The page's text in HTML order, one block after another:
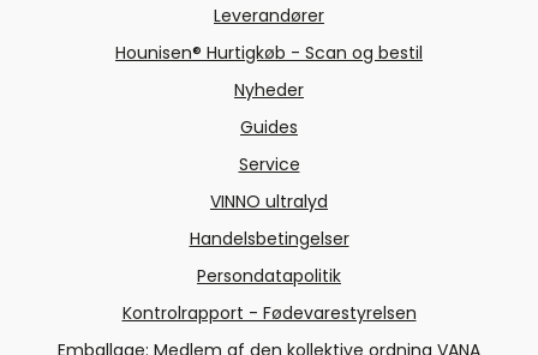
Leverandører
Hounisen® Hurtigkøb - Scan og bestil
Nyheder
Guides
Service
VINNO ultralyd
Handelsbetingelser
Persondatapolitik
Kontrolrapport - Fødevarestyrelsen